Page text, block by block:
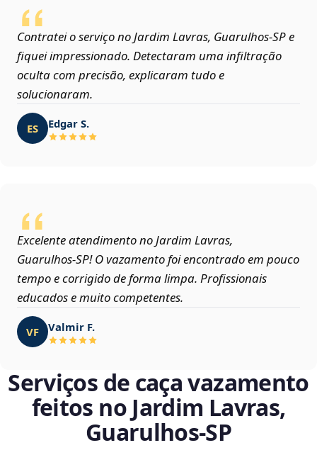
Contratei o serviço no Jardim Lavras, Guarulhos‑SP e
fiquei impressionado. Detectaram uma infiltração
oculta com precisão, explicaram tudo e
solucionaram.
ES Edgar S.
Excelente atendimento no Jardim Lavras,
Guarulhos‑SP! O vazamento foi encontrado em pouco
tempo e corrigido de forma limpa. Profissionais
educados e muito competentes.
VF Valmir F.
Serviços de caça vazamento
feitos no Jardim Lavras,
Guarulhos‑SP